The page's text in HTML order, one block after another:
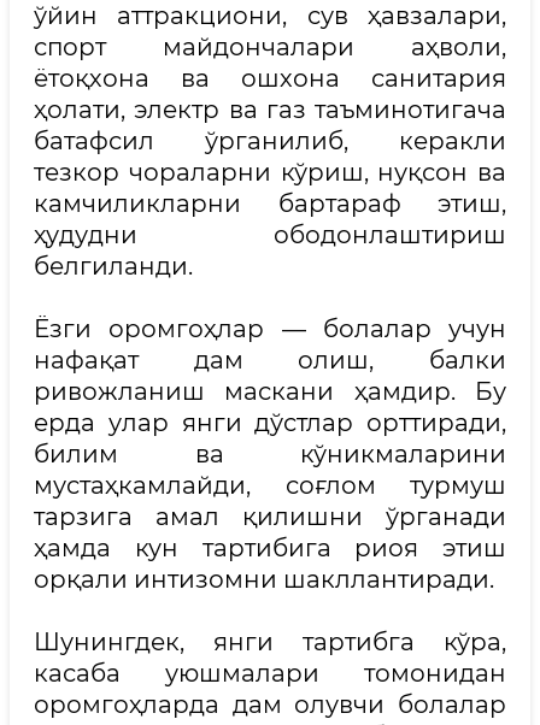
ўйин аттракциони, сув ҳавзалари,
спорт майдончалари аҳволи,
ётоқхона ва ошхона санитария
ҳолати, электр ва газ таъминотигача
батафсил ўрганилиб, керакли
тезкор чораларни кўриш, нуқсон ва
камчиликларни бартараф этиш,
ҳудудни ободонлаштириш
белгиланди.
Ёзги оромгоҳлар — болалар учун
нафақат дам олиш, балки
ривожланиш маскани ҳамдир. Бу
ерда улар янги дўстлар орттиради,
билим ва кўникмаларини
мустаҳкамлайди, соғлом турмуш
тарзига амал қилишни ўрганади
ҳамда кун тартибига риоя этиш
орқали интизомни шакллантиради.
Шунингдек, янги тартибга кўра,
касаба уюшмалари томонидан
оромгоҳларда дам олувчи болалар